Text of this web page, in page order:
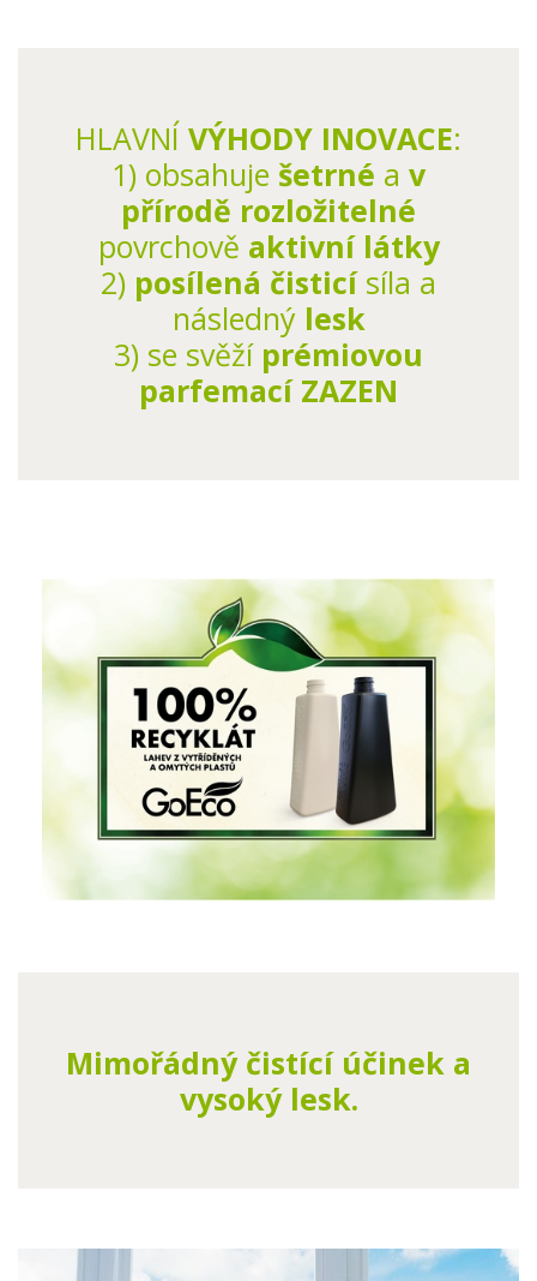
HLAVNÍ VÝHODY INOVACE:
1) obsahuje šetrné a v
přírodě rozložitelné
povrchově aktivní látky
2) posílená čisticí síla a
následnýlesk
3) se svěžíprémiovou
parfemací ZAZEN
Mimořádný čistící účinek a
vysoký lesk.